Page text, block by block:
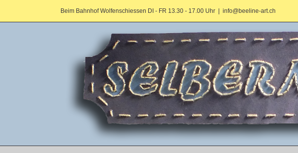
Beim Bahnhof Wolfenschiessen DI - FR 13.30 - 17.00 Uhr info@beeline-art.ch